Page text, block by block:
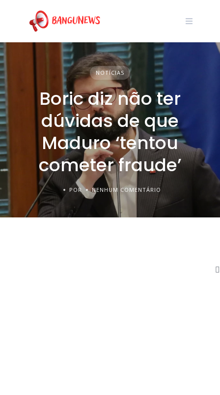
NOTÍCIAS
Boric diz não ter
dúvidas de que
Maduro ‘tentou
cometer fraude’
POR NENHUM COMENTÁRIO